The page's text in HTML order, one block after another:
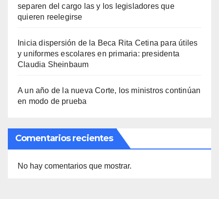
separen del cargo las y los legisladores que
quieren reelegirse
Inicia dispersión de la Beca Rita Cetina para útiles
y uniformes escolares en primaria: presidenta
Claudia Sheinbaum
A un año de la nueva Corte, los ministros continúan
en modo de prueba
Comentarios recientes
No hay comentarios que mostrar.